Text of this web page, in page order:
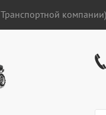
компании)